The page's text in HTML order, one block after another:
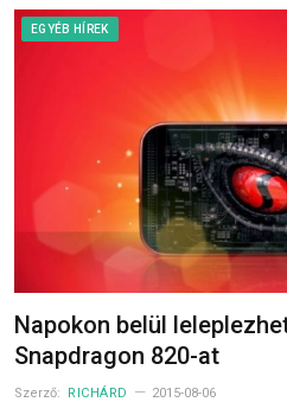
EGYÉB HÍREK
Napokon belül
Snapdragon 820-at
Szerző: RICHÁRD 2015-08-06